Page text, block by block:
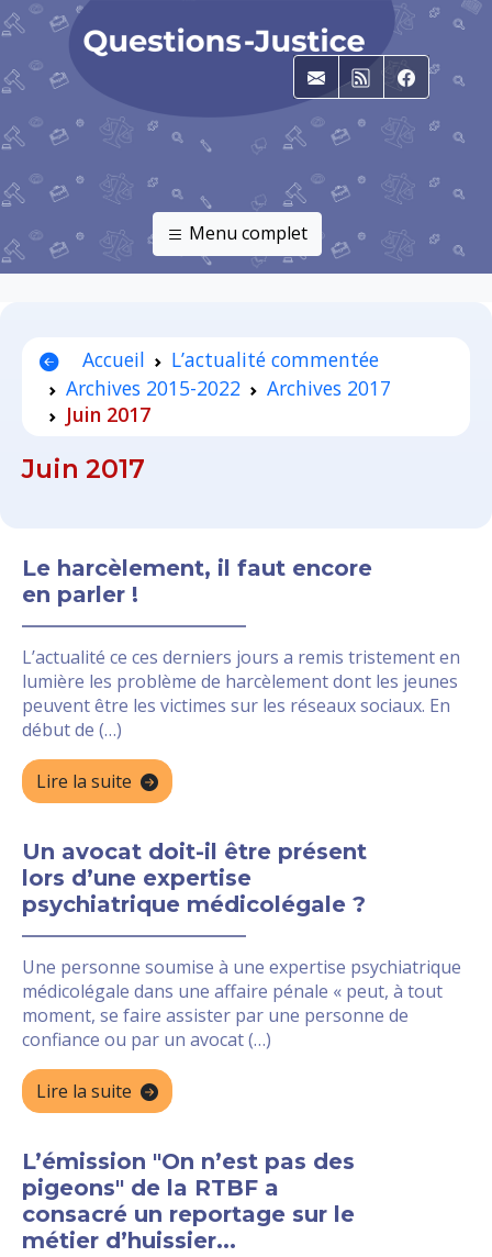
E-mailRSS
Menu complet
Accueil
L’actualité commentée
Archives 2015-2022
Archives 2017
Juin 2017
Juin 2017
Le harcèlement, il faut encore
en parler !
L’actualité ce ces derniers jours a remis tristement en
lumière les problème de harcèlement dont les jeunes
peuvent être les victimes sur les réseaux sociaux. En
début de (…)
Lire la suite
Un avocat doit-il être présent
lors d’une expertise
psychiatrique médicolégale ?
Une personne soumise à une expertise psychiatrique
médicolégale dans une affaire pénale « peut, à tout
moment, se faire assister par une personne de
confiance ou par un avocat (…)
Lire la suite
L’émission "On n’est pas des
pigeons" de la RTBF a
consacré un reportage sur le
métier d’huissier...